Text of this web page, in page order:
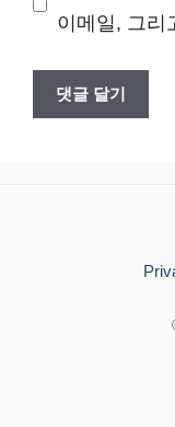
이메일, 그리